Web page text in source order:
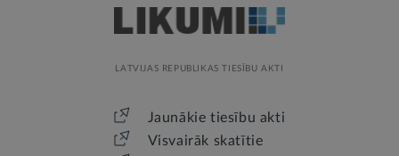
LATVIJAS REPUBLIKAS TIESĪBU AKTI
Jaunākie tiesību akti
Visvairāk skatītie